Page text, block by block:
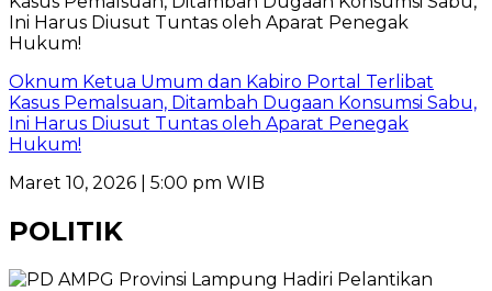
Oknum Ketua Umum dan Kabiro Portal Terlibat
Kasus Pemalsuan, Ditambah Dugaan Konsumsi Sabu,
Ini Harus Diusut Tuntas oleh Aparat Penegak
Hukum!
Maret 10, 2026 | 5:00 pm WIB
POLITIK